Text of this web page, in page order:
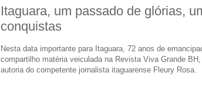
Itaguara, um passado de glórias,
conquistas
Nesta data importante para Itaguara, 72 anos de
compartilho matéria veiculada na Revista Viva Grande
autoria do competente jornalista itaguarense Fleury Rosa.